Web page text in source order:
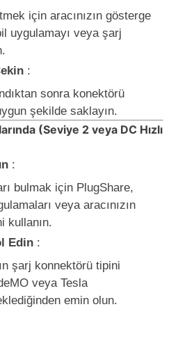
için aracınızın gösterge
uygulamayı veya şarj
:
sonra konektörü
şekilde saklayın.
(Seviye 2 veya DC Hızlı
:
bulmak için PlugShare,
veya aracınızın
kullanın.
Edin:
şarj konnektörü tipini
veya Tesla
emin olun.